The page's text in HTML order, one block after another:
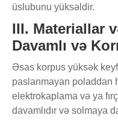
üslubunu yüksəldir.
III. Materiallar
Davamlı və
Əsas korpus yüksək
paslanmayan poladdan
elektrokaplama və ya
davamlıdır və solmaya